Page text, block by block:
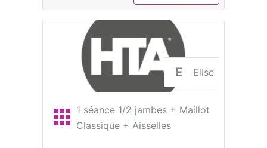
E Elise
1 séance 1/2 jambes + Maillot
Classique + Aisselles